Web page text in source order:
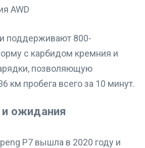
AWD
поддерживают 800-
с карбидом кремния и
позволяющую
км пробега всего за 10 минут.
и ожидания
P7 вышла в 2020 году и